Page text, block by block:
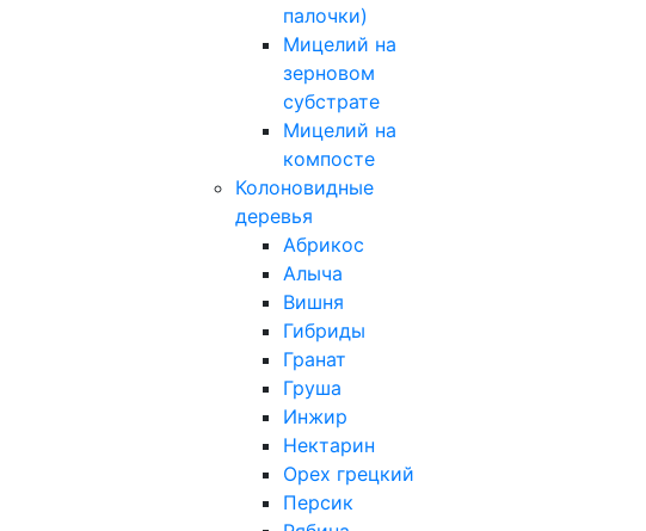
палочки)
Мицелий на
зерновом
субстрате
Мицелий на
компосте
Колоновидные
деревья
Абрикос
Алыча
Вишня
Гибриды
Гранат
Груша
Инжир
Нектарин
Орех грецкий
Персик